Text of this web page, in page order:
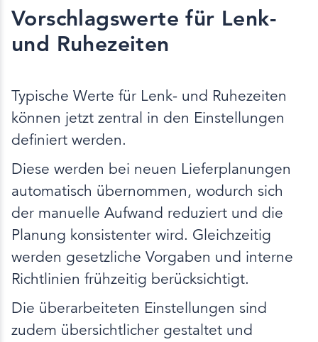
Vorschlagswerte für Lenk-
und Ruhezeiten
Typische Werte für Lenk- und Ruhezeiten
können jetzt zentral in den Einstellungen
definiert werden.
Diese werden bei neuen Lieferplanungen
automatisch übernommen, wodurch sich
der manuelle Aufwand reduziert und die
Planung konsistenter wird. Gleichzeitig
werden gesetzliche Vorgaben und interne
Richtlinien frühzeitig berücksichtigt.
Die überarbeiteten Einstellungen sind
zudem übersichtlicher gestaltet und